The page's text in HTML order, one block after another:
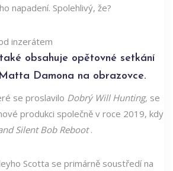
napadení. Spolehlivý, že?
inzerátem
obsahuje opětovné setkání
Damona na obrazovce.
se proslavilo Dobrý Will Hunting, se
produkci společně v roce 2019, kdy
Silent Bob Reboot.
Scotta se primárně soustředí na